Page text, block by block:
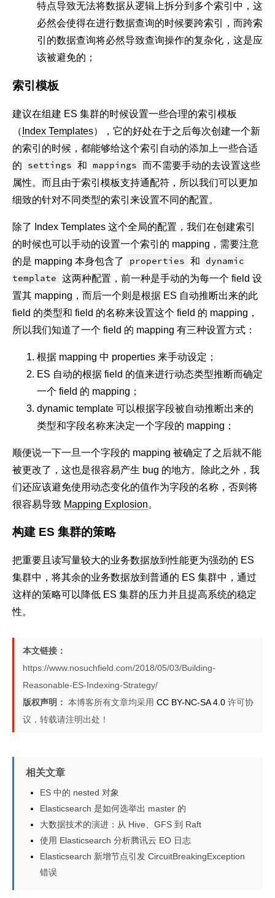
特点导致无法将数据从逻辑上拆分到多个索引中，这
必然会使得在进行数据查询的时候要跨索引，而跨索
引的数据查询将必然导致查询操作的复杂化，这是应
该被避免的；
索引模板
建议在组建 ES 集群的时候设置一些合理的索引模板
（ Index Templates），它的好处在于之后每次创建一个新
的索引的时候，都能够给这个索引自动的添加上一些合适
的
settings 和 mappings 而不需要手动的去设置这些
属性。而且由于索引模板支持通配符，所以我们可以更加
细致的针对不同类型的索引来设置不同的配置。
除了 Index Templates 这个全局的配置，我们在创建索引
的时候也可以手动的设置一个索引的 mapping，需要注意
的是 mapping 本身包含了
properties 和
dynamic
template 这两种配置，前一种是手动的为每一个 field 设
置其 mapping，而后一个则是根据 ES 自动推断出来的此
field 的类型和 field 的名称来设置这个 field 的 mapping，
所以我们知道了一个 field 的 mapping 有三种设置方式：
根据 mapping 中 properties 来手动设定；
ES 自动的根据 field 的值来进行动态类型推断而确定
一个 field 的 mapping；
dynamic template 可以根据字段被自动推断出来的
类型和字段名称来决定一个字段的 mapping；
顺便说一下一旦一个字段的 mapping 被确定了之后就不能
被更改了，这也是很容易产生 bug 的地方。除此之外，我
们还应该避免使用动态变化的值作为字段的名称，否则将
很容易导致 Mapping Explosion。
构建 ES 集群的策略
把重要且读写量较大的业务数据放到性能更为强劲的 ES
集群中，将其余的业务数据放到普通的 ES 集群中，通过
这样的策略可以降低 ES 集群的压力并且提高系统的稳定
性。
本文链接：
https://www.nosuchfield.com/2018/05/03/Building-
Reasonable-ES-Indexing-Strategy/
版权声明： 本博客所有文章均采用 CC BY-NC-SA 4.0 许可协
议，转载请注明出处！
相关文章
ES 中的 nested 对象
Elasticsearch 是如何选举出 master 的
大数据技术的演进：从 Hive、GFS 到 Raft
使用 Elasticsearch 分析腾讯云 EO 日志
Elasticsearch 新增节点引发 CircuitBreakingException
错误